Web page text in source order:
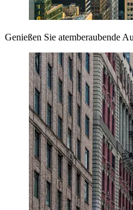
Genießen Sie atemberaubende